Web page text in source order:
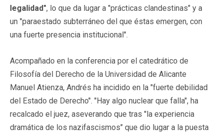
legalidad", lo que da lugar a "prácticas clandestinas" y a
un "paraestado subterráneo del que éstas emergen, con
una fuerte presencia institucional".
Acompañado en la conferencia por el catedrático de
Filosofía del Derecho de la Universidad de Alicante
Manuel Atienza, Andrés ha incidido en la "fuerte debilidad
del Estado de Derecho". "Hay algo nuclear que falla", ha
recalcado el juez, aseverando que tras "la experiencia
dramática de los nazifascismos" que dio lugar a la puesta